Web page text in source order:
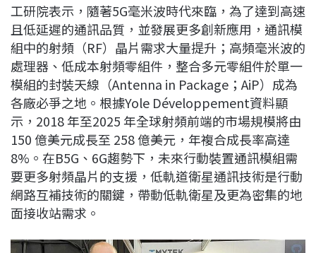
工研院表示，隨著5G毫米波時代來臨，為了達到高速
且低延遲的通訊品質，並發展更多創新應用，通訊模
組中的射頻（RF）晶片需求大量提升；高頻毫米波的
處理器、低成本射頻零組件，整合多元零組件於單一
模組的封裝天線（Antenna in Package；AiP）成為
各廠必爭之地。根據Yole Développement資料顯
示，2018 年至2025 年全球射頻前端的市場規模將由
150 億美元成長至 258 億美元，年複合成長率高達
8%。在B5G、6G趨勢下，未來行動裝置通訊模組需
要更多射頻晶片的支援，低軌道衛星通訊技術是行動
網路互補技術的關鍵，帶動低軌衛星及更為密集的地
面接收站需求。